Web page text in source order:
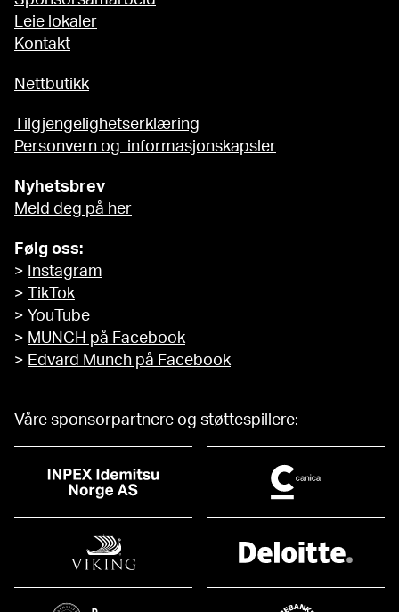
Leie lokaler
Kontakt
Nettbutikk
Tilgjengelighetserklæring
Personvern og informasjonskapsler
Nyhetsbrev
Meld deg på her
Følg oss:
>
Instagram
>
TikTok
> YouTube
> MUNCH på Facebook
> Edvard Munch på Facebook
Våre sponsorpartnere og støttespillere: